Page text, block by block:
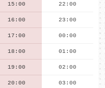
15:00 22:00
16:00 23:00
17:00 00:00
18:00 01:00
19:00 02:00
20:00 03:00